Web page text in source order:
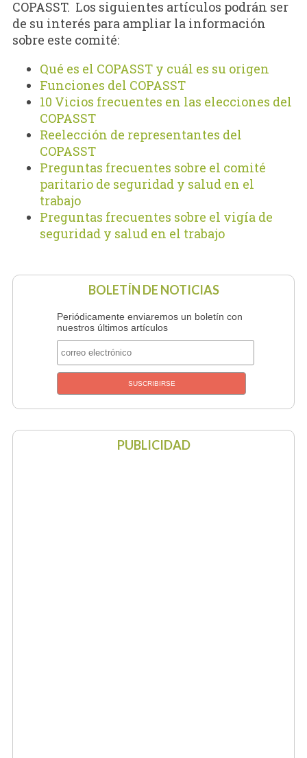
COPASST. Los siguientes artículos podrán ser
de su interés para ampliar la información
sobre este comité:
Qué es el COPASST y cuál es su origen
Funciones del COPASST
10 Vicios frecuentes en las elecciones del
COPASST
Reelección de representantes del
COPASST
Preguntas frecuentes sobre el comité
paritario de seguridad y salud en el
trabajo
Preguntas frecuentes sobre el vigía de
seguridad y salud en el trabajo
BOLETÍN DE NOTICIAS
Periódicamente enviaremos un boletín con
nuestros últimos artículos
PUBLICIDAD